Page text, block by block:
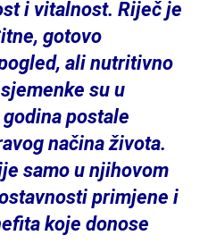
i vitalnost. Riječ je
gotovo
ali nutritivno
su u
postale
načina života.
samo u njihovom
primjene i
koje donose